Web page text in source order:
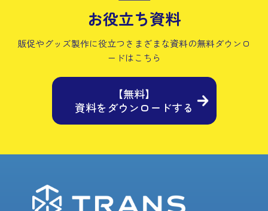
お役立ち資料
販促やグッズ製作に役立つさまざまな資料の無料ダウンロ
ードはこちら
【無料】
資料をダウンロードする